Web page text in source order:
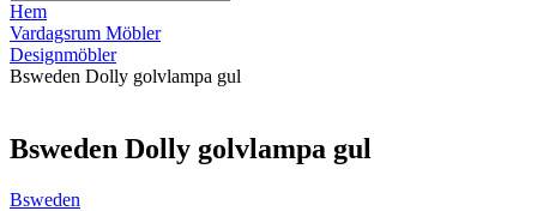
Hem
Vardagsrum Möbler
Designmöbler
Bsweden Dolly golvlampa gul
Bsweden Dolly golvlampa gul
Bsweden